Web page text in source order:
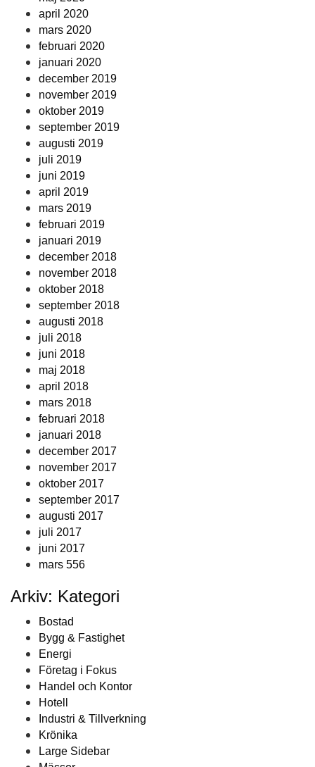
april 2020
mars 2020
februari 2020
januari 2020
december 2019
november 2019
oktober 2019
september 2019
augusti 2019
juli 2019
juni 2019
april 2019
mars 2019
februari 2019
januari 2019
december 2018
november 2018
oktober 2018
september 2018
augusti 2018
juli 2018
juni 2018
maj 2018
april 2018
mars 2018
februari 2018
januari 2018
december 2017
november 2017
oktober 2017
september 2017
augusti 2017
juli 2017
juni 2017
mars 556
Arkiv: Kategori
Bostad
Bygg & Fastighet
Energi
Företag i Fokus
Handel och Kontor
Hotell
Industri & Tillverkning
Krönika
Large Sidebar